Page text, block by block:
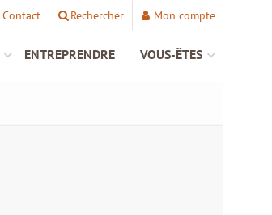
Contact Rechercher Mon compte
ENTREPRENDRE VOUS-ÊTES